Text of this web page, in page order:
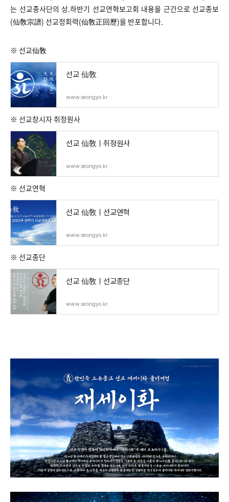
는 선교종사단의 상.하반기 선교연혁보고회 내용을 근간으로 선교종보
(仙敎宗譜) 선교정회력(仙敎正回歷)을 반포합니다.
※ 선교仙敎
선교 仙敎
www.seongyo.kr
※ 선교창시자 취정원사
선교 仙敎ㅣ취정원사
www.seongyo.kr
※ 선교연혁
선교 仙敎ㅣ선교연혁
www.seongyo.kr
※ 선교종단
선교 仙敎ㅣ선교종단
www.seongyo.kr